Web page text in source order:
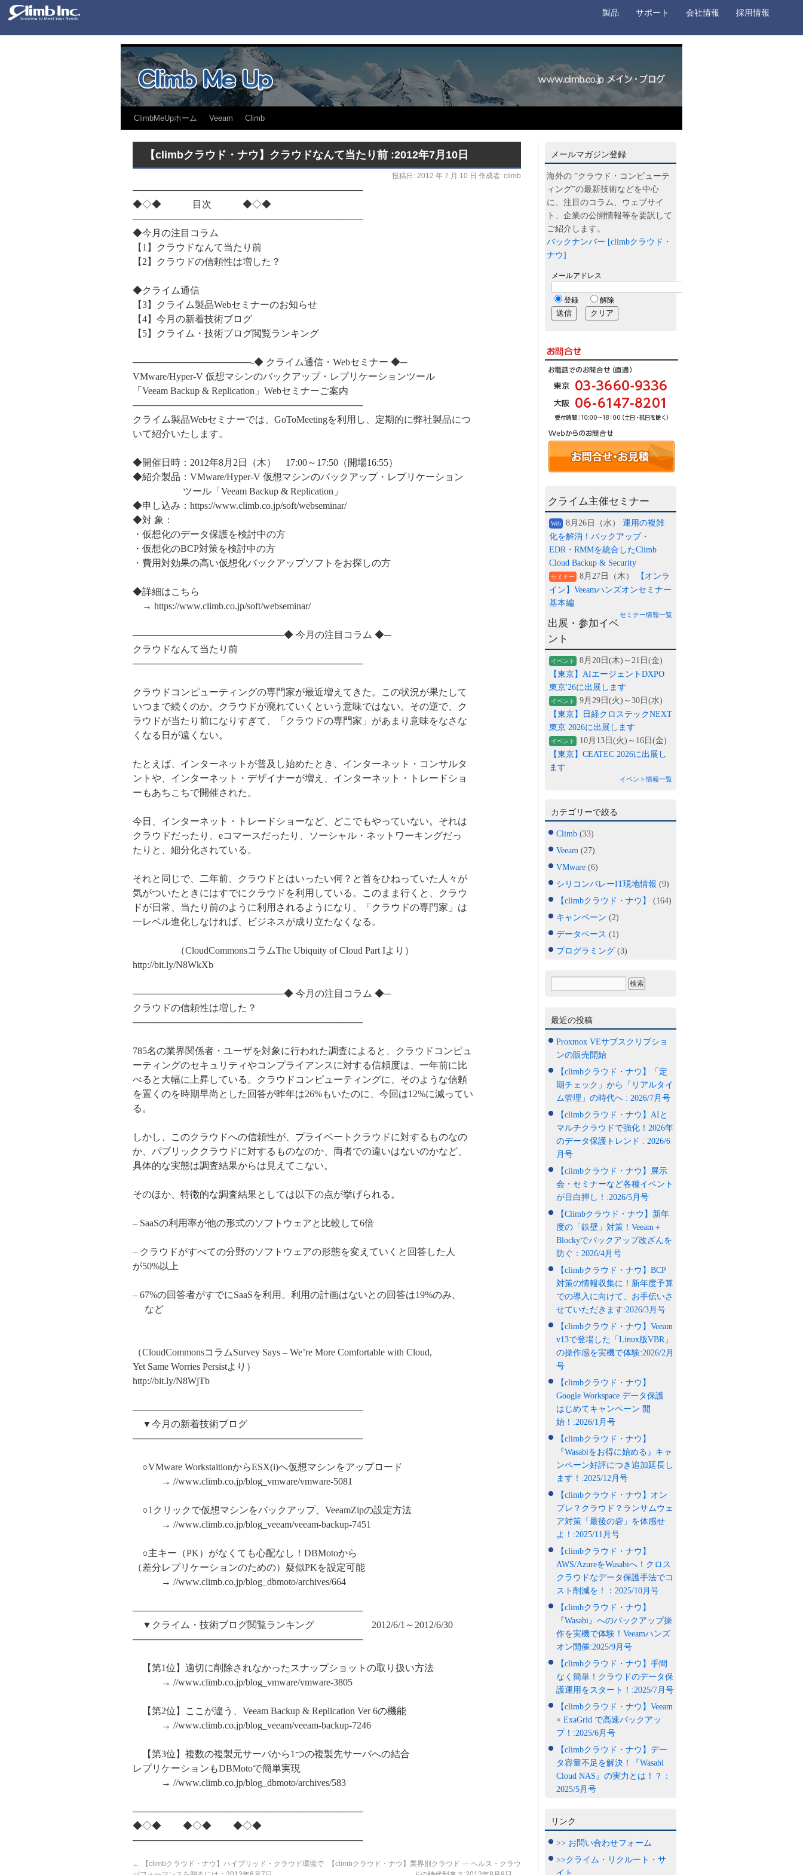
製品 サポート 会社情報 採用情報
ClimbMeUpホーム Veeam Climb
【climbクラウド・ナウ】クラウドなんて当たり前 :2012年7月10日
投稿日: 2012 年 7 月 10 日 作成者: climb
───────────────────────────────────
◆◇◆ 目次 ◆◇◆
───────────────────────────────────
◆今月の注目コラム
【1】クラウドなんて当たり前
【2】クラウドの信頼性は増した？
◆クライム通信
【3】クライム製品Webセミナーのお知らせ
【4】今月の新着技術ブログ
【5】クライム・技術ブログ閲覧ランキング
──────────────────-◆ クライム通信・Webセミナー ◆─
VMware/Hyper-V 仮想マシンのバックアップ・レプリケーションツール
「Veeam Backup & Replication」Webセミナーご案内
───────────────────────────────────
クライム製品Webセミナーでは、GoToMeetingを利用し、定期的に弊社製品につ
いて紹介いたします。
◆開催日時：2012年8月2日（木） 17:00～17:50（開場16:55）
◆紹介製品：VMware/Hyper-V 仮想マシンのバックアップ・レプリケーション
ツール「Veeam Backup & Replication」
◆申し込み：https://www.climb.co.jp/soft/webseminar/
◆対 象：
・仮想化のデータ保護を検討中の方
・仮想化のBCP対策を検討中の方
・費用対効果の高い仮想化バックアップソフトをお探しの方
◆詳細はこちら
→ https://www.climb.co.jp/soft/webseminar/
───────────────────────◆ 今月の注目コラム ◆─
クラウドなんて当たり前
───────────────────────────────────
クラウドコンピューティングの専門家が最近増えてきた。この状況が果たして
いつまで続くのか。クラウドが廃れていくという意味ではない。その逆で、ク
ラウドが当たり前になりすぎて、「クラウドの専門家」があまり意味をなさな
くなる日が遠くない。
たとえば、インターネットが普及し始めたとき、インターネット・コンサルタ
ントや、インターネット・デザイナーが増え、インターネット・トレードショ
ーもあちこちで開催された。
今日、インターネット・トレードショーなど、どこでもやっていない。それは
クラウドだったり、eコマースだったり、ソーシャル・ネットワーキングだっ
たりと、細分化されている。
それと同じで、二年前、クラウドとはいったい何？と首をひねっていた人々が
気がついたときにはすでにクラウドを利用している。このまま行くと、クラウ
ドが日常、当たり前のように利用されるようになり、「クラウドの専門家」は
一レベル進化しなければ、ビジネスが成り立たなくなる。
（CloudCommonsコラムThe Ubiquity of Cloud Part Iより）
http://bit.ly/N8WkXb
───────────────────────◆ 今月の注目コラム ◆─
クラウドの信頼性は増した？
───────────────────────────────────
785名の業界関係者・ユーザを対象に行われた調査によると、クラウドコンピュ
ーティングのセキュリティやコンプライアンスに対する信頼度は、一年前に比
べると大幅に上昇している。クラウドコンピューティングに、そのような信頼
を置くのを時期早尚とした回答が昨年は26%もいたのに、今回は12%に減ってい
る。
しかし、このクラウドへの信頼性が、プライベートクラウドに対するものなの
か、パブリッククラウドに対するものなのか、両者での違いはないのかなど、
具体的な実態は調査結果からは見えてこない。
そのほか、特徴的な調査結果としては以下の点が挙げられる。
– SaaSの利用率が他の形式のソフトウェアと比較して6倍
– クラウドがすべての分野のソフトウェアの形態を変えていくと回答した人
が50%以上
– 67%の回答者がすでにSaaSを利用。利用の計画はないとの回答は19%のみ、
など
（CloudCommonsコラムSurvey Says – We’re More Comfortable with Cloud,
Yet Same Worries Persistより）
http://bit.ly/N8WjTb
───────────────────────────────────
▼今月の新着技術ブログ
───────────────────────────────────
○VMware WorkstaitionからESX(i)へ仮想マシンをアップロード
→ //www.climb.co.jp/blog_vmware/vmware-5081
○1クリックで仮想マシンをバックアップ、VeeamZipの設定方法
→ //www.climb.co.jp/blog_veeam/veeam-backup-7451
○主キー（PK）がなくても心配なし！DBMotoから
（差分レプリケーションのための）疑似PKを設定可能
→ //www.climb.co.jp/blog_dbmoto/archives/664
───────────────────────────────────
▼クライム・技術ブログ閲覧ランキング 2012/6/1～2012/6/30
───────────────────────────────────
【第1位】適切に削除されなかったスナップショットの取り扱い方法
→ //www.climb.co.jp/blog_vmware/vmware-3805
【第2位】ここが違う、Veeam Backup & Replication Ver 6の機能
→ //www.climb.co.jp/blog_veeam/veeam-backup-7246
【第3位】複数の複製元サーバから1つの複製先サーバへの結合
レプリケーションもDBMotoで簡単実現
→ //www.climb.co.jp/blog_dbmoto/archives/583
───────────────────────────────────
◆◇◆ ◆◇◆ ◆◇◆
───────────────────────────────────
←
【climbクラウド・ナウ】ハイブリッド・クラウド環境で
【climbクラウド・ナウ】業界別クラウド ― ヘルス・クラウ
メールマガジン登録
海外の ”クラウド・コンピューテ
ィング”の最新技術などを中心
に、注目のコラム、ウェブサイ
ト、企業の公開情報等を要訳して
ご紹介します。
バックナンバー [climbクラウド・
ナウ]
クライム主催セミナー
Web 8月26日（水） 運用の複雑
化を解消！バックアップ・
EDR・RMMを統合したClimb
Cloud Backup & Security
セミナー 8月27日（木）
【オンラ
イン】Veeamハンズオンセミナー
基本編
セミナー情報一覧
出展・参加イベ
ント
イベント
8月20日(木)～21日(金)
【東京】AIエージェントDXPO
東京'26に出展します
イベント
9月29日(火)～30日(水)
【東京】日経クロステックNEXT
東京 2026に出展します
イベント
10月13日(火)～16日(金)
【東京】CEATEC 2026に出展し
ます
イベント情報一覧
カテゴリーで絞る
Climb (33)
Veeam (27)
VMware (6)
シリコンバレーIT現地情報 (9)
【climbクラウド・ナウ】
(164)
キャンペーン (2)
データベース (1)
プログラミング (3)
最近の投稿
Proxmox VEサブスクリプショ
ンの販売開始
【climbクラウド・ナウ】「定
期チェック」から「リアルタイ
ム管理」の時代へ : 2026/7月号
【climbクラウド・ナウ】AIと
マルチクラウドで強化！2026年
のデータ保護トレンド : 2026/6
月号
【climbクラウド・ナウ】展示
会・セミナーなど各種イベント
が目白押し！:2026/5月号
【Climbクラウド・ナウ】新年
度の「鉄壁」対策！Veeam＋
Blockyでバックアップ改ざんを
防ぐ：2026/4月号
【climbクラウド・ナウ】BCP
対策の情報収集に！新年度予算
での導入に向けて、お手伝いさ
せていただきます:2026/3月号
【climbクラウド・ナウ】Veeam
v13で登場した「Linux版VBR」
の操作感を実機で体験:2026/2月
号
【climbクラウド・ナウ】
Google Workspace データ保護
はじめてキャンペーン 開
始！:2026/1月号
【climbクラウド・ナウ】
『Wasabiをお得に始める』キャ
ンペーン好評につき追加延長し
ます！:2025/12月号
【climbクラウド・ナウ】オン
プレ？クラウド？ランサムウェ
ア対策「最後の砦」を体感せ
よ！:2025/11月号
【climbクラウド・ナウ】
AWS/AzureをWasabiへ！クロス
クラウドなデータ保護手法でコ
スト削減を！：2025/10月号
【climbクラウド・ナウ】
『Wasabi』へのバックアップ操
作を実機で体験！Veeamハンズ
オン開催:2025/9月号
【climbクラウド・ナウ】手間
なく簡単！クラウドのデータ保
護運用をスタート！:2025/7月号
【climbクラウド・ナウ】Veeam
× ExaGrid で高速バックアッ
プ！:2025/6月号
【climbクラウド・ナウ】デー
タ容量不足を解決！『Wasabi
Cloud NAS』の実力とは！？：
2025/5月号
リンク
>> お問い合わせフォーム
>>クライム・リクルート・サ
イト